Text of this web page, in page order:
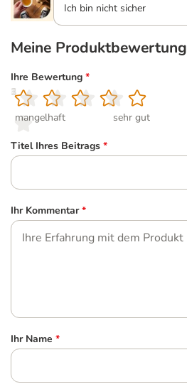
Ich bin nicht sicher
Meine Produktbewertung
Ihre Bewertung *
1
mangelhaft
2
3
4
5
sehr gut
Titel Ihres Beitrags *
Ihr Kommentar *
Ihr Name *